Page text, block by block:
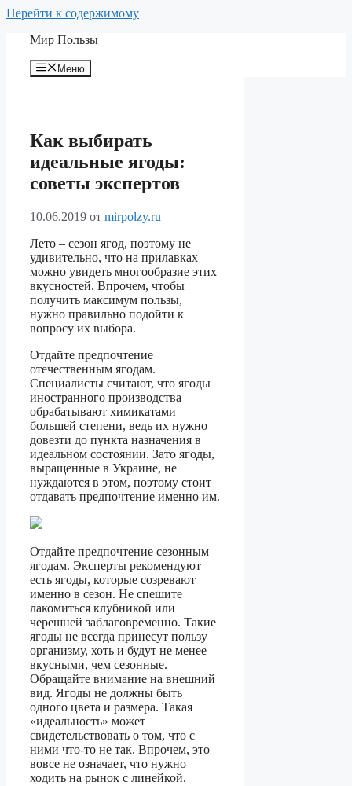
Перейти к содержимому
Мир Пользы
Меню
Как выбирать
идеальные ягоды:
советы экспертов
10.06.2019 от mirpolzy.ru
Лето – сезон ягод, поэтому не
удивительно, что на прилавках
можно увидеть многообразие этих
вкусностей. Впрочем, чтобы
получить максимум пользы,
нужно правильно подойти к
вопросу их выбора.
Отдайте предпочтение
отечественным ягодам.
Специалисты считают, что ягоды
иностранного производства
обрабатывают химикатами
большей степени, ведь их нужно
довезти до пункта назначения в
идеальном состоянии. Зато ягоды,
выращенные в Украине, не
нуждаются в этом, поэтому стоит
отдавать предпочтение именно им.
Отдайте предпочтение сезонным
ягодам. Эксперты рекомендуют
есть ягоды, которые созревают
именно в сезон. Не спешите
лакомиться клубникой или
черешней заблаговременно. Такие
ягоды не всегда принесут пользу
организму, хоть и будут не менее
вкусными, чем сезонные.
Обращайте внимание на внешний
вид. Ягоды не должны быть
одного цвета и размера. Такая
«идеальность» может
свидетельствовать о том, что с
ними что-то не так. Впрочем, это
вовсе не означает, что нужно
ходить на рынок с линейкой.